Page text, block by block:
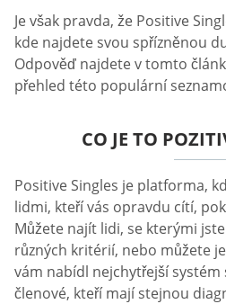
Je však pravda, že Positive
kde najdete svou spřízněnou
Odpověď najdete v tomto
přehled této populární
CO JE TO
Positive Singles je platforma,
lidmi, kteří vás opravdu cítí,
Můžete najít lidi, se kterými
různých kritérií, nebo můžete
vám nabídl nejchytřejší
členové, kteří mají stejnou